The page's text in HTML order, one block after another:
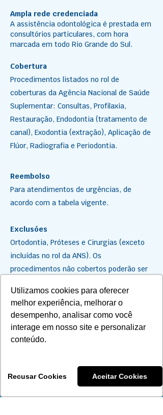
Utilizamos cookies para oferecer
melhor experiência, melhorar o
desempenho, analisar como você
interage em nosso site e personalizar
conteúdo.
Recusar Cookies Aceitar Cookies
Ampla rede credenciada
A assistência odontológica é prestada em
consultórios particulares, com hora
marcada em todo Rio Grande do Sul.
Cobertura
Procedimentos listados no rol de
coberturas da Agência Nacional de Saúde
Suplementar: Consultas, Profilaxia,
Restauração, Endodontia (tratamento de
canal), Exodontia (extração), Aplicação de
Flúor, Radiografia e Periodontia.
Reembolso
Para atendimentos de urgências, de
acordo com a tabela vigente.
Exclusões
Ortodontia, Próteses e Cirurgias (exceto
incluídas no rol da ANS). Os
procedimentos não cobertos poderão ser
convênio firmado entre Saúde PAS e a
ServiCOOP (de acordo com os critérios da
empresa).
Carências